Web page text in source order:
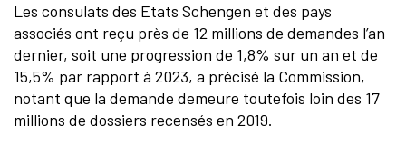
Les consulats des Etats Schengen et des pays
associés ont reçu près de 12 millions de demandes l’an
dernier, soit une progression de 1,8% sur un an et de
15,5% par rapport à 2023, a précisé la Commission,
notant que la demande demeure toutefois loin des 17
millions de dossiers recensés en 2019.